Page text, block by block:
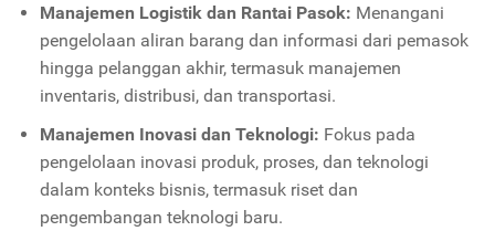
Manajemen Logistik dan Rantai Pasok: Menangani
pengelolaan aliran barang dan informasi dari pemasok
hingga pelanggan akhir, termasuk manajemen
inventaris, distribusi, dan transportasi.
Manajemen Inovasi dan Teknologi: Fokus pada
pengelolaan inovasi produk, proses, dan teknologi
dalam konteks bisnis, termasuk riset dan
pengembangan teknologi baru.